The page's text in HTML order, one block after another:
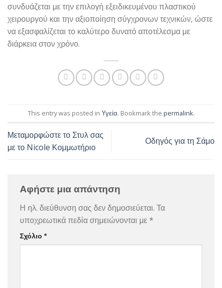
συνδυάζεται με την επιλογή εξειδικευμένου πλαστικού
χειρουργού και την αξιοποίηση σύγχρονων τεχνικών, ώστε
να εξασφαλίζεται το καλύτερο δυνατό αποτέλεσμα με
διάρκεια στον χρόνο.
This entry was posted in Υγεία. Bookmark the permalink.
Μεταμορφώστε το Στυλ σας
με το Nicole Κομμωτήριο
Οδηγός για τη Σάμο
Αφήστε μια απάντηση
Η ηλ. διεύθυνση σας δεν δημοσιεύεται. Τα
υποχρεωτικά πεδία σημειώνονται με *
Σχόλιο *